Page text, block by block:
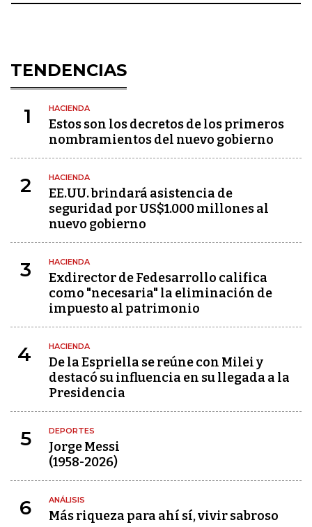
TENDENCIAS
1 HACIENDA
Estos son los decretos de los primeros
nombramientos del nuevo gobierno
2 HACIENDA
EE.UU. brindará asistencia de
seguridad por US$1.000 millones al
nuevo gobierno
3 HACIENDA
Exdirector de Fedesarrollo califica
como "necesaria" la eliminación de
impuesto al patrimonio
4 HACIENDA
De la Espriella se reúne con Milei y
destacó su influencia en su llegada a la
Presidencia
5 DEPORTES
Jorge Messi
(1958-2026)
6 ANÁLISIS
Más riqueza para ahí sí, vivir sabroso